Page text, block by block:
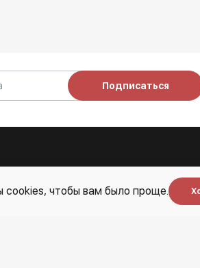
Подписаться
чтобы вам было проще.